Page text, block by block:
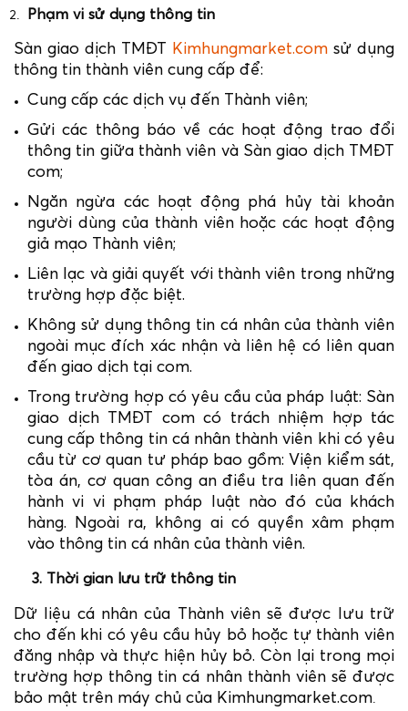
Phạm vi sử dụng thông tin
Sàn giao dịch TMĐT Kimhungmarket.com sử dụng
thông tin thành viên cung cấp để:
Cung cấp các dịch vụ đến Thành viên;
Gửi các thông báo về các hoạt động trao đổi
thông tin giữa thành viên và Sàn giao dịch TMĐT
com;
Ngăn ngừa các hoạt động phá hủy tài khoản
người dùng của thành viên hoặc các hoạt động
giả mạo Thành viên;
Liên lạc và giải quyết với thành viên trong những
trường hợp đặc biệt.
Không sử dụng thông tin cá nhân của thành viên
ngoài mục đích xác nhận và liên hệ có liên quan
đến giao dịch tại com.
Trong trường hợp có yêu cầu của pháp luật: Sàn
giao dịch TMĐT com có trách nhiệm hợp tác
cung cấp thông tin cá nhân thành viên khi có yêu
cầu từ cơ quan tư pháp bao gồm: Viện kiểm sát,
tòa án, cơ quan công an điều tra liên quan đến
hành vi vi phạm pháp luật nào đó của khách
hàng. Ngoài ra, không ai có quyền xâm phạm
vào thông tin cá nhân của thành viên.
3. Thời gian lưu trữ thông tin
Dữ liệu cá nhân của Thành viên sẽ được lưu trữ
cho đến khi có yêu cầu hủy bỏ hoặc tự thành viên
đăng nhập và thực hiện hủy bỏ. Còn lại trong mọi
trường hợp thông tin cá nhân thành viên sẽ được
bảo mật trên máy chủ của Kimhungmarket.com